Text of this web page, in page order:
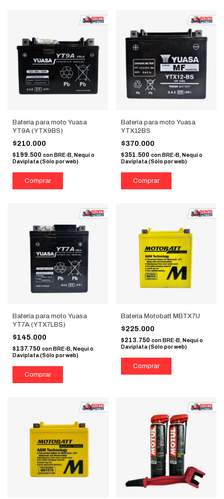
Batería para moto Yuasa
YT9A (YTX9BS)
$210.000
$199.500 con BRE-B, Nequi o
Daviplata (Sólo por web)
Batería para moto Yuasa
YTX12BS
$370.000
$351.500 con BRE-B, Nequi o
Daviplata (Sólo por web)
Batería para moto Yuasa
YT7A (YTX7LBS)
$145.000
$137.750 conBRE-B, Nequi o
Daviplata (Sólo por web)
Batería Motobatt MBTX7U
$225.000
$213.750 con BRE-B, Nequi o
Daviplata (Sólo por web)